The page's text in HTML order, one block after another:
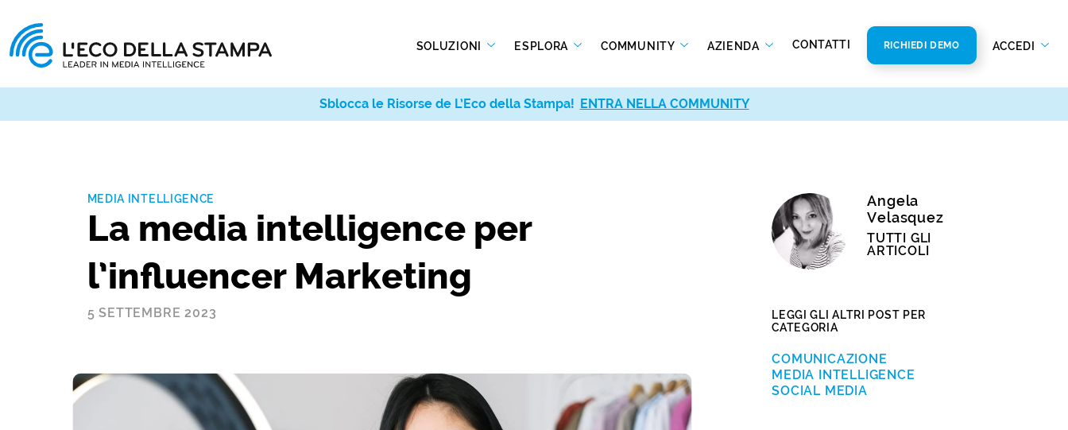
SOLUZIONI ESPLORA COMMUNITY AZIENDA CONTATTI RICHIEDI DEMO ACCEDI
MEDIA INTELLIGENCE
La media intelligence per
l’influencer Marketing
5 SETTEMBRE 2023
Angela
Velasquez
TUTTI GLI
ARTICOLI
LEGGI GLI ALTRI POST PER
CATEGORIA
COMUNICAZIONE
MEDIA INTELLIGENCE
SOCIAL MEDIA
Sblocca le Risorse de L’Eco della Stampa! ENTRA NELLA COMMUNITY